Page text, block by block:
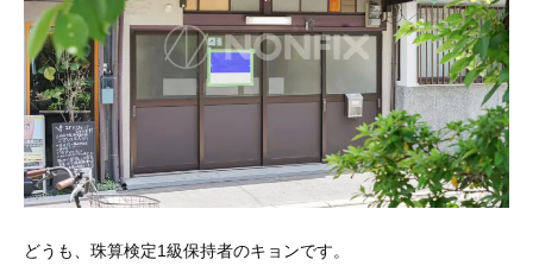
どうも、珠算検定1級保持者のキョンです。